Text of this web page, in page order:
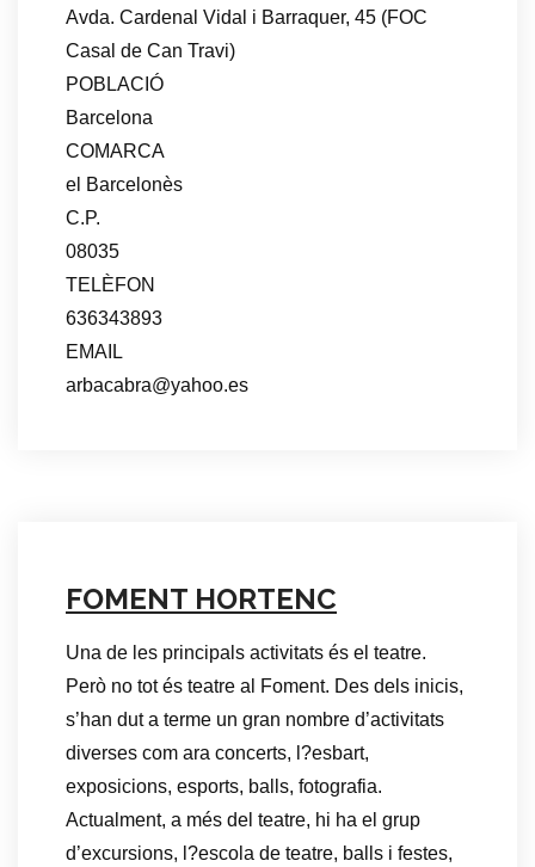
Avda. Cardenal Vidal i Barraquer, 45 (FOC
Casal de Can Travi)
POBLACIÓ
Barcelona
COMARCA
el Barcelonès
C.P.
08035
TELÈFON
636343893
EMAIL
arbacabra@yahoo.es
FOMENT HORTENC
Una de les principals activitats és el teatre.
Però no tot és teatre al Foment. Des dels inicis,
s’han dut a terme un gran nombre d’activitats
diverses com ara concerts, l?esbart,
exposicions, esports, balls, fotografia.
Actualment, a més del teatre, hi ha el grup
d’excursions, l?escola de teatre, balls i festes,